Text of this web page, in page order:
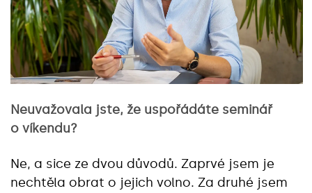
Neuvažovala jste, že uspořádáte seminář
o víkendu?
Ne, a sice ze dvou důvodů. Zaprvé jsem je
nechtěla obrat o jejich volno. Za druhé jsem